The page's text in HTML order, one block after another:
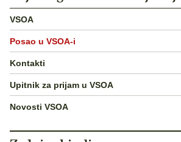
VSOA
Posao u VSOA-i
Kontakti
Upitnik za prijam u VSOA
Novosti VSOA